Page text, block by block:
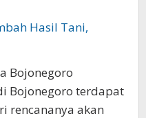
Hasil Tani,
Bojonegoro
Bojonegoro terdapat
rencananya akan